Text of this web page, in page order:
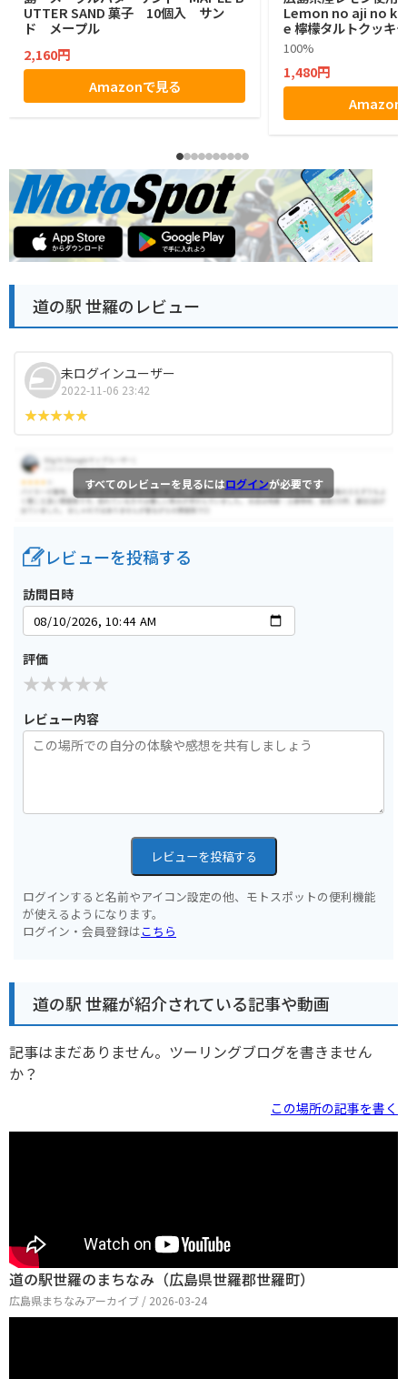
UTTER SAND 菓子 10個入 サン
ド メープル
2,160円
Amazonで見る
Lemon no aji no
e 檸檬タルトクッ
個
100%
1,480円
Amazon
道の駅 世羅のレビュー
未ログインユーザー
2022-11-06 23:42
すべてのレビューを見るにはログインが必要です
レビューを投稿する
訪問日時
評価
レビュー内容
レビューを投稿する
ログインすると名前やアイコン設定の他、モトスポットの便利機能
が使えるようになります。
ログイン・会員登録はこちら
道の駅 世羅が紹介されている記事や動画
記事はまだありません。ツーリングブログを書きません
か？
この場所の記事を書く
道の駅世羅のまちなみ（広島県世羅郡世羅町）
広島県まちなみアーカイブ / 2026-03-24